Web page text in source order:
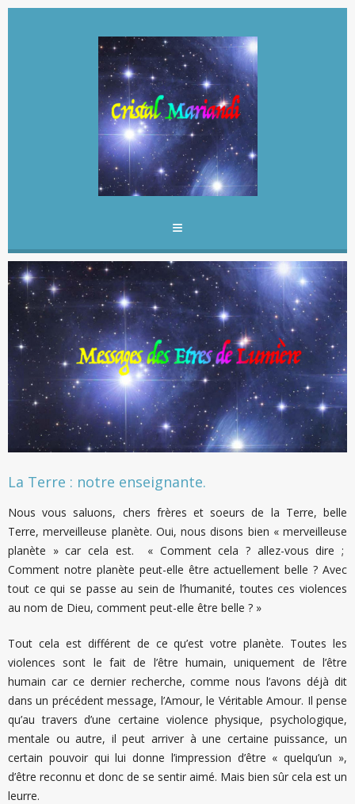
La Terre : notre enseignante.
Nous vous saluons, chers frères et soeurs de la Terre, belle
Terre, merveilleuse planète. Oui, nous disons bien « merveilleuse
planète » car cela est. « Comment cela ? allez-vous dire ;
Comment notre planète peut-elle être actuellement belle ? Avec
tout ce qui se passe au sein de l’humanité, toutes ces violences
au nom de Dieu, comment peut-elle être belle ? »
Tout cela est différent de ce qu’est votre planète. Toutes les
violences sont le fait de l’être humain, uniquement de l’être
humain car ce dernier recherche, comme nous l’avons déjà dit
dans un précédent message, l’Amour, le Véritable Amour. Il pense
qu’au travers d’une certaine violence physique, psychologique,
mentale ou autre, il peut arriver à une certaine puissance, un
certain pouvoir qui lui donne l’impression d’être « quelqu’un »,
d’être reconnu et donc de se sentir aimé. Mais bien sûr cela est un
leurre.